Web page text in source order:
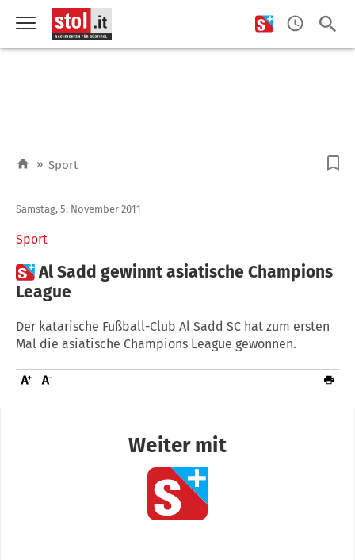
» Sport
Sport
Samstag, 5. November 2011
Al Sadd gewinnt asiatische Champions
League
Der katarische Fußball-Club Al Sadd SC hat zum ersten
Mal die asiatische Champions League gewonnen.